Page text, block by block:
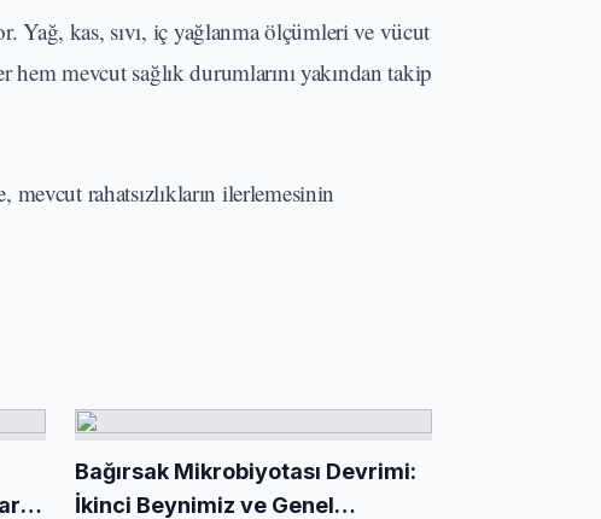
Yağ, kas, sıvı, iç yağlanma ölçümleri ve vücut
mevcut sağlık durumlarını yakından takip
rahatsızlıkların ilerlemesinin
Bağırsak Mikrobiyotası Devrimi:
İkinci Beynimiz ve Genel